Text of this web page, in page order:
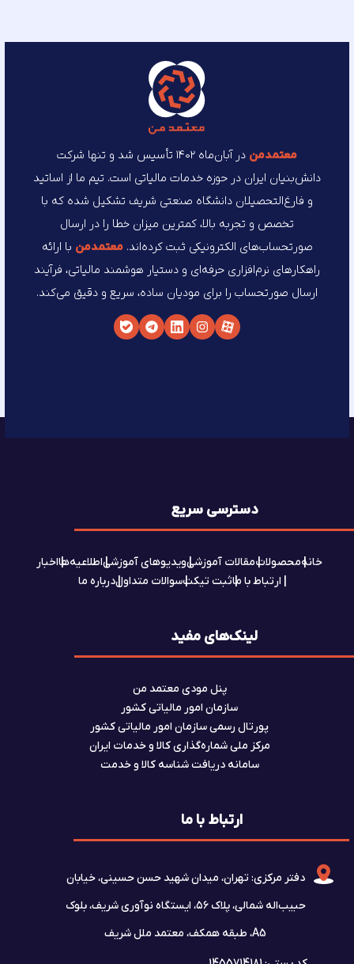
معتمد‌من
در آبان‌ماه ۱۴۰۲ تأسیس شد و تنها شرکت
دانش‌بنیان ایران در حوزه خدمات مالیاتی است. تیم ما از اساتید
و فارغ‌التحصیلان دانشگاه صنعتی شریف تشکیل شده که با
تخصص و تجربه بالا، کمترین میزان خطا را در ارسال
صورتحساب‌های الکترونیکی ثبت کرده‌اند.معتمد‌من با ارائه
راهکارهای نرم‌افزاری حرفه‌ای و دستیار هوشمند مالیاتی، فرآیند
ارسال صورتحساب را برای مودیان ساده، سریع و دقیق می‌کند.
ارتباط با ما
دفتر مرکزی: تهران، میدان شهید حسن حسینی، خیابان
حبیب‌اله شمالی، پلاک ۵۶، ایستگاه نوآوری شریف، بلوک
A5، طبقه همکف، معتمد ملل شریف
لینک‌های مفید
پنل مودی معتمد من
سازمان امور مالیاتی کشور
پورتال رسمی سازمان امور مالیاتی کشور
مرکز ملی شماره‌گذاری کالا و خدمات ایران
سامانه دریافت شناسه کالا و خدمت
دسترسی سریع
خانهمحصولاتمقالات آموزشیویدیوهای آموزشیاطلاعیه‌هااخبار
ارتباط با ماثبت تیکتسوالات متداولدرباره ما